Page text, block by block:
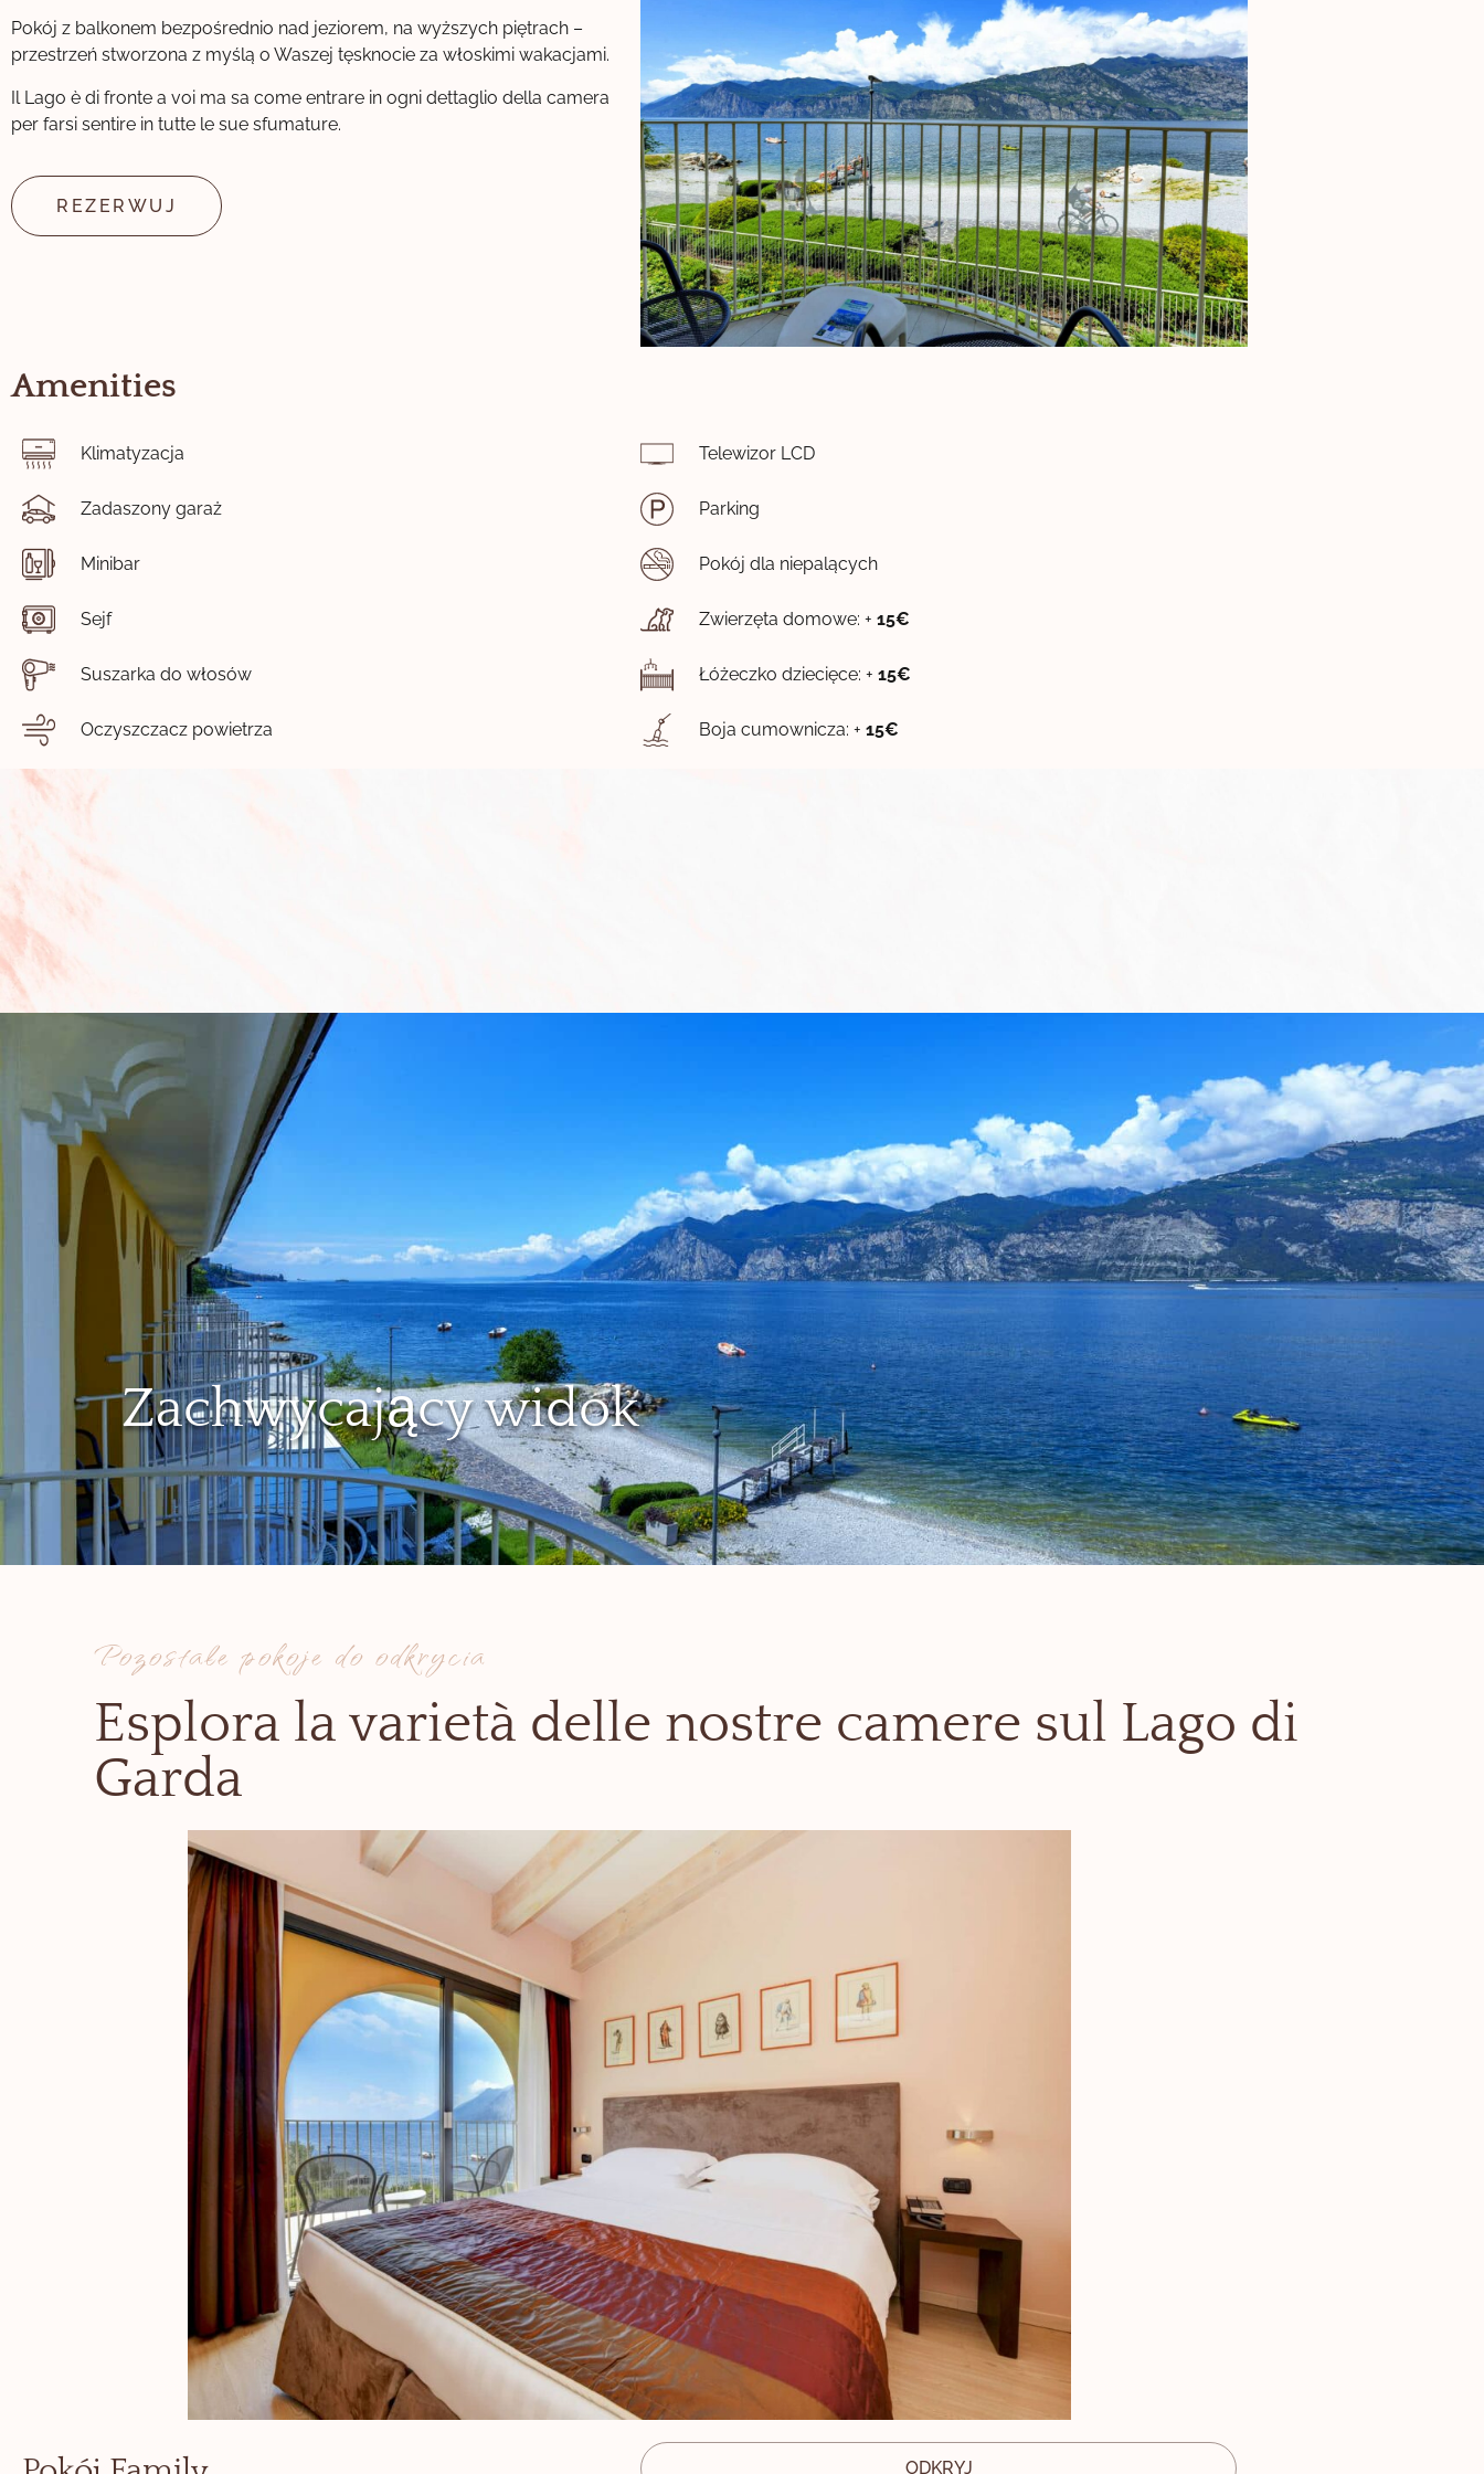
Pokój z balkonem bezpośrednio nad jeziorem, na wyższych piętrach –
przestrzeń stworzona z myślą o Waszej tęsknocie za włoskimi wakacjami.
Il Lago è di fronte a voi ma sa come entrare in ogni dettaglio della camera
per farsi sentire in tutte le sue sfumature.
REZERWUJ
Amenities
Klimatyzacja
Zadaszony garaż
Minibar
Sejf
Suszarka do włosów
Oczyszczacz powietrza
Telewizor LCD
Parking
Pokój dla niepalących
Zwierzęta domowe: + 15€
Łóżeczko dziecięce: + 15€
Boja cumownicza: + 15€
Zachwycający widok
Pozostałe pokoje do odkrycia
Esplora la varietà delle nostre camere sul Lago di
Garda
ODKRYJ